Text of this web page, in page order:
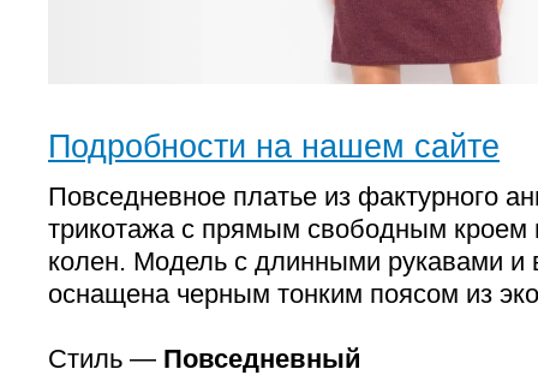
Подробности на нашем сайте
Повседневное платье из фактурного
трикотажа с прямым свободным
колен. Модель с длинными рукавами и
оснащена черным тонким поясом из
Стиль — Повседневный